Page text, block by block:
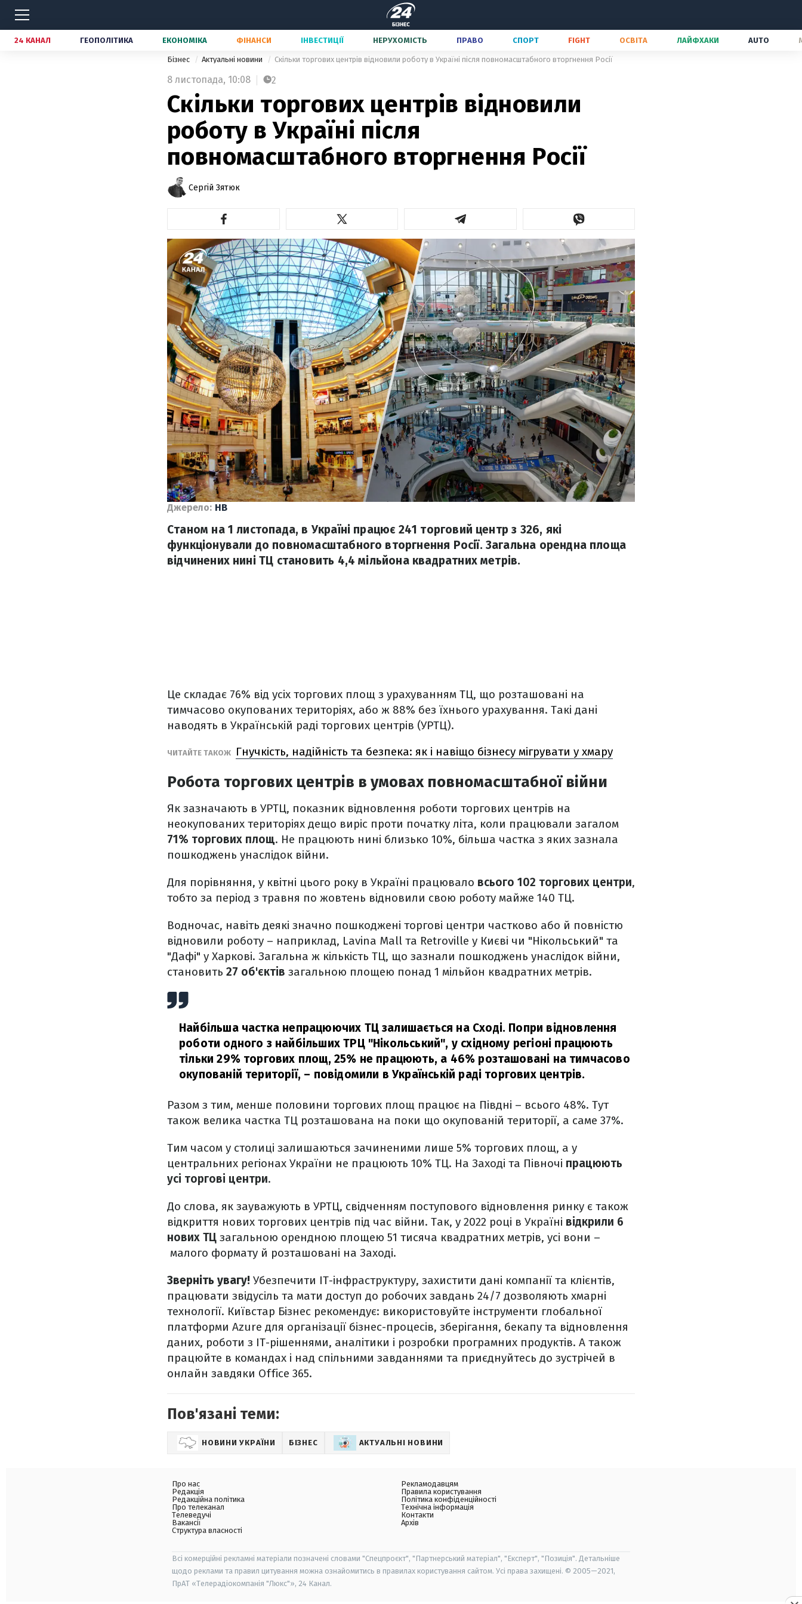
24 КАНАЛ ГЕОПОЛІТИКА ЕКОНОМІКА ФІНАНСИ ІНВЕСТИЦІЇ НЕРУХОМІСТЬ ПРАВО СПОРТ FIGHT ОСВІТА ЛАЙФХАКИ AUTO
Бізнес Актуальні новини Скільки торгових центрів відновили роботу в Україні після повномасштабного вторгнення Росії
8 листопада, 10:08 2
Скільки торгових центрів відновили
роботу в Україні після
повномасштабного вторгнення Росії
Сергій Зятюк
Джерело: НВ
Станом на 1 листопада, в Україні працює 241 торговий центр з 326, які
функціонували до повномасштабного вторгнення Росії. Загальна орендна площа
відчинених нині ТЦ становить 4,4 мільйона квадратних метрів.
Це складає 76% від усіх торгових площ з урахуванням ТЦ, що розташовані на
тимчасово окупованих територіях, або ж 88% без їхнього урахування. Такі дані
наводять в Українській раді торгових центрів (УРТЦ).
ЧИТАЙТЕ ТАКОЖ Гнучкість, надійність та безпека: як і навіщо бізнесу мігрувати у хмару
Робота торгових центрів в умовах повномасштабної війни
Як зазначають в УРТЦ, показник відновлення роботи торгових центрів на
неокупованих територіях дещо виріс проти початку літа, коли працювали загалом
71% торгових площ. Не працюють нині близько 10%, більша частка з яких зазнала
пошкоджень унаслідок війни.
Для порівняння, у квітні цього року в Україні працювало всього 102 торгових центри,
тобто за період з травня по жовтень відновили свою роботу майже 140 ТЦ.
Водночас, навіть деякі значно пошкоджені торгові центри частково або й повністю
відновили роботу – наприклад, Lavina Mall та Retroville у Києві чи "Нікольський" та
"Дафі" у Харкові. Загальна ж кількість ТЦ, що зазнали пошкоджень унаслідок війни,
становить 27 об'єктів загальною площею понад 1 мільйон квадратних метрів.
Найбільша частка непрацюючих ТЦ залишається на Сході. Попри відновлення
роботи одного з найбільших ТРЦ "Нікольський", у східному регіоні працюють
тільки 29% торгових площ, 25% не працюють, а 46% розташовані на тимчасово
окупованій території, – повідомили в Українській раді торгових центрів.
Разом з тим, менше половини торгових площ працює на Півдні – всього 48%. Тут
також велика частка ТЦ розташована на поки що окупованій території, а саме 37%.
Тим часом у столиці залишаються зачиненими лише 5% торгових площ, а у
центральних регіонах України не працюють 10% ТЦ. На Заході та Півночі працюють
усі торгові центри.
До слова, як зауважують в УРТЦ, свідченням поступового відновлення ринку є також
відкриття нових торгових центрів під час війни. Так, у 2022 році в Україні відкрили 6
нових ТЦ загальною орендною площею 51 тисяча квадратних метрів, усі вони –
малого формату й розташовані на Заході.
Зверніть увагу! Убезпечити IT-інфраструктуру, захистити дані компанії та клієнтів,
працювати звідусіль та мати доступ до робочих завдань 24/7 дозволяють хмарні
технології. Київстар Бізнес рекомендує: використовуйте інструменти глобальної
платформи Azure для організації бізнес-процесів, зберігання, бекапу та відновлення
даних, роботи з IT-рішеннями, аналітики і розробки програмних продуктів. А також
працюйте в командах і над спільними завданнями та приєднуйтесь до зустрічей в
онлайн завдяки Office 365.
Пов'язані теми:
НОВИНИ УКРАЇНИ БІЗНЕС АКТУАЛЬНІ НОВИНИ
Про нас
Редакція
Редакційна політика
Про телеканал
Телеведучі
Вакансії
Структура власності
Рекламодавцям
Правила користування
Політика конфіденційності
Технічна інформація
Контакти
Архів
Всі комерційні рекламні матеріали позначені словами "Спецпроєкт", "Партнерський матеріал", "Експерт", "Позиція". Детальніше
щодо реклами та правил цитування можна ознайомитись в правилах користування сайтом. Усі права захищені. © 2005—2021,
ПрАТ «Телерадіокомпанія "Люкс"», 24 Канал.